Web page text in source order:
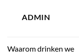
ADMIN
Waarom drinken we